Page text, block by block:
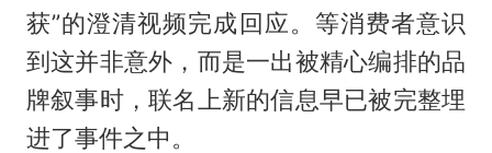
获”的澄清视频完成回应。等消费者意识
到这并非意外，而是一出被精心编排的品
牌叙事时，联名上新的信息早已被完整埋
进了事件之中。